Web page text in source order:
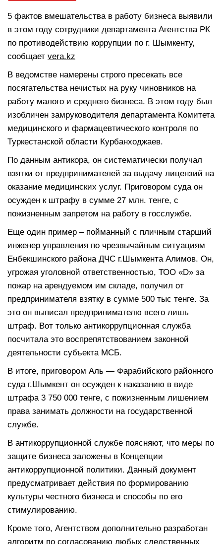
5 фактов вмешательства в работу бизнеса выявили
в этом году сотрудники департамента Агентства РК
по противодействию коррупции по г. Шымкенту,
сообщает vera.kz
В ведомстве намерены строго пресекать все
посягательства нечистых на руку чиновников на
работу малого и среднего бизнеса. В этом году был
изобличен замруководителя департамента Комитета
медицинского и фармацевтического контроля по
Туркестанской области Курбанходжаев.
По данным антикора, он систематически получал
взятки от предпринимателей за выдачу лицензий на
оказание медицинских услуг. Приговором суда он
осужден к штрафу в сумме 27 млн. тенге, с
пожизненным запретом на работу в госслужбе.
Еще один пример – пойманный с пличным старший
инженер управления по чрезвычайным ситуациям
Енбекшинского района ДЧС г.Шымкента Алимов. Он,
угрожая уголовной ответственностью, ТОО «D» за
пожар на арендуемом им складе, получил от
предпринимателя взятку в сумме 500 тыс тенге. За
это он выписал предпринимателю всего лишь
штраф. Вот только антикоррупционная служба
посчитала это воспрепятствованием законной
деятельности субъекта МСБ.
В итоге, приговором Аль — Фарабийского районного
суда г.Шымкент он осужден к наказанию в виде
штрафа 3 750 000 тенге, с пожизненным лишением
права занимать должности на государственной
службе.
В антикоррупционной службе поясняют, что меры по
защите бизнеса заложены в Концепции
антикоррупционной политики. Данный документ
предусматривает действия по формированию
культуры честного бизнеса и способы по его
стимулированию.
Кроме того, Агентством дополнительно разработан
алгоритм по согласованию любых следственных